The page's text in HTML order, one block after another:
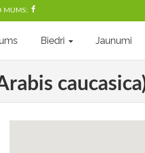
MUMS:
Biedri Jaunumi